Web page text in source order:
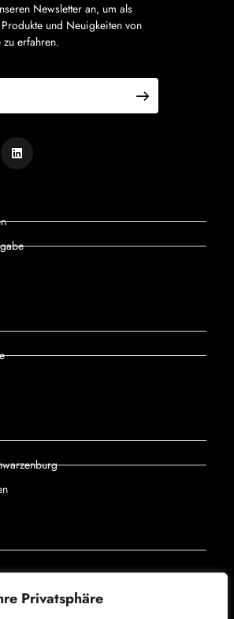
Privatsphäre
Newsletter an, um als
und Neuigkeiten von
zu erfahren.